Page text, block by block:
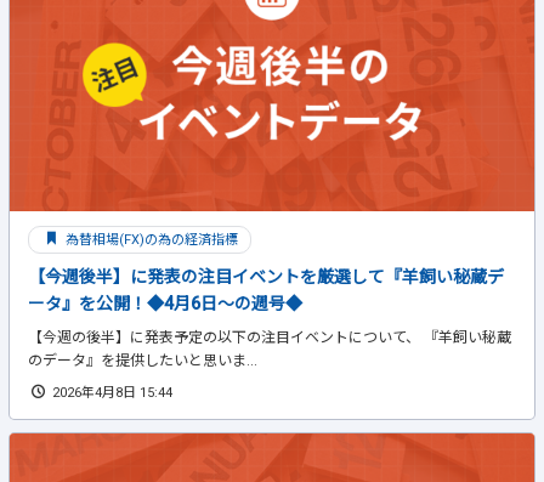
為替相場(FX)の為の経済指標
【今週後半】に発表の注目イベントを厳選して『羊飼い秘蔵デ
ータ』を公開！◆4月6日～の週号◆
【今週の後半】に発表予定の以下の注目イベントについて、 『羊飼い秘蔵
のデータ』を提供したいと思いま...
2026年4月8日 15:44